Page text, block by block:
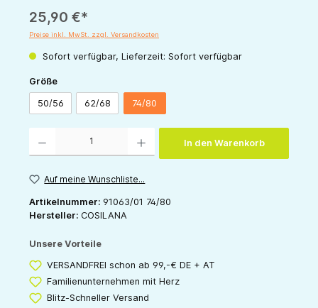
25,90 €*
Preise inkl. MwSt. zzgl. Versandkosten
Sofort verfügbar, Lieferzeit: Sofort verfügbar
Größeauswählen
50/56 62/68 74/80
In den Warenkorb
Auf meine Wunschliste...
Artikelnummer: 91063/01 74/80
Hersteller: COSILANA
Unsere Vorteile
VERSANDFREI schon ab 99,-€ DE + AT
Familienunternehmen mit Herz
Blitz-Schneller Versand